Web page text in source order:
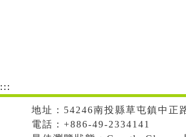
:::
地址：54246南投縣草屯鎮中正
電話：+886-49-2334141